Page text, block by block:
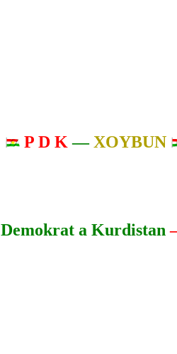
P D K—XOYBUN
Demokrat a Kurdistan